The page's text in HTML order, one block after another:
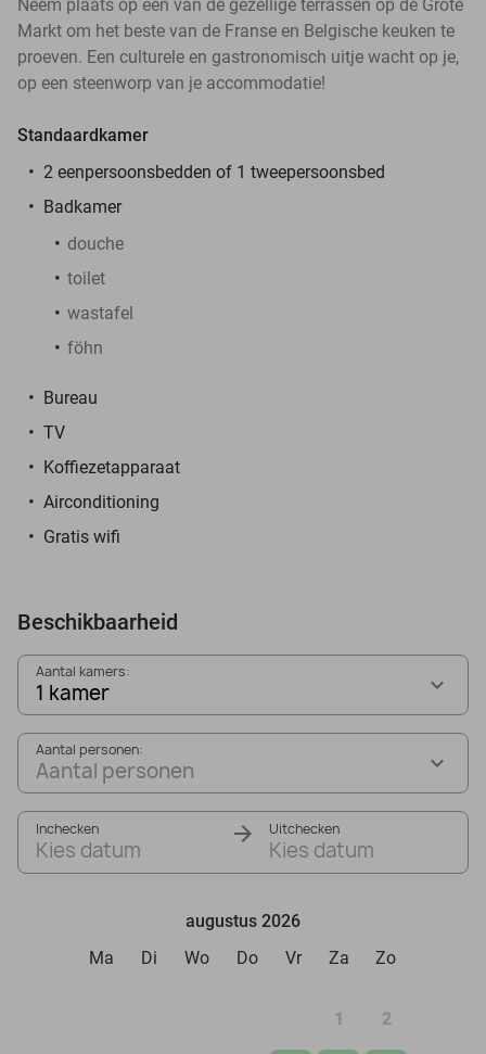
Neem plaats op één van de gezellige terrassen op de Grote
Markt om het beste van de Franse en Belgische keuken te
proeven. Een culturele en gastronomisch uitje wacht op je,
op een steenworp van je accommodatie!
Standaardkamer
2 eenpersoonsbedden of 1 tweepersoonsbed
Badkamer
douche
toilet
wastafel
föhn
Bureau
TV
Koffiezetapparaat
Airconditioning
Gratis wifi
Beschikbaarheid
Aantal kamers:
1 kamer
Aantal personen:
Aantal personen
Inchecken
Kies datum
Uitchecken
Kies datum
augustus 2026
Ma
Di Wo Do Vr Za Zo
1 2